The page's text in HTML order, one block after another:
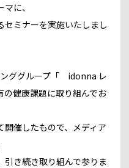
に、
セミナーを実施いたしまし
ググループ「 idonna レ
健康課題に取り組んでお
催したもので、メディア
き続き取り組んで参りま